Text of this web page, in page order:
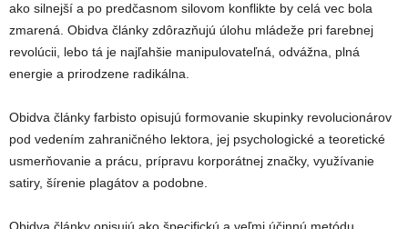
ako silnejší a po predčasnom silovom konflikte by celá vec bola
zmarená. Obidva články zdôrazňujú úlohu mládeže pri farebnej
revolúcii, lebo tá je najľahšie manipulovateľná, odvážna, plná
energie a prirodzene radikálna.
Obidva články farbisto opisujú formovanie skupinky revolucionárov
pod vedením zahraničného lektora, jej psychologické a teoretické
usmerňovanie a prácu, prípravu korporátnej značky, využívanie
satiry, šírenie plagátov a podobne.